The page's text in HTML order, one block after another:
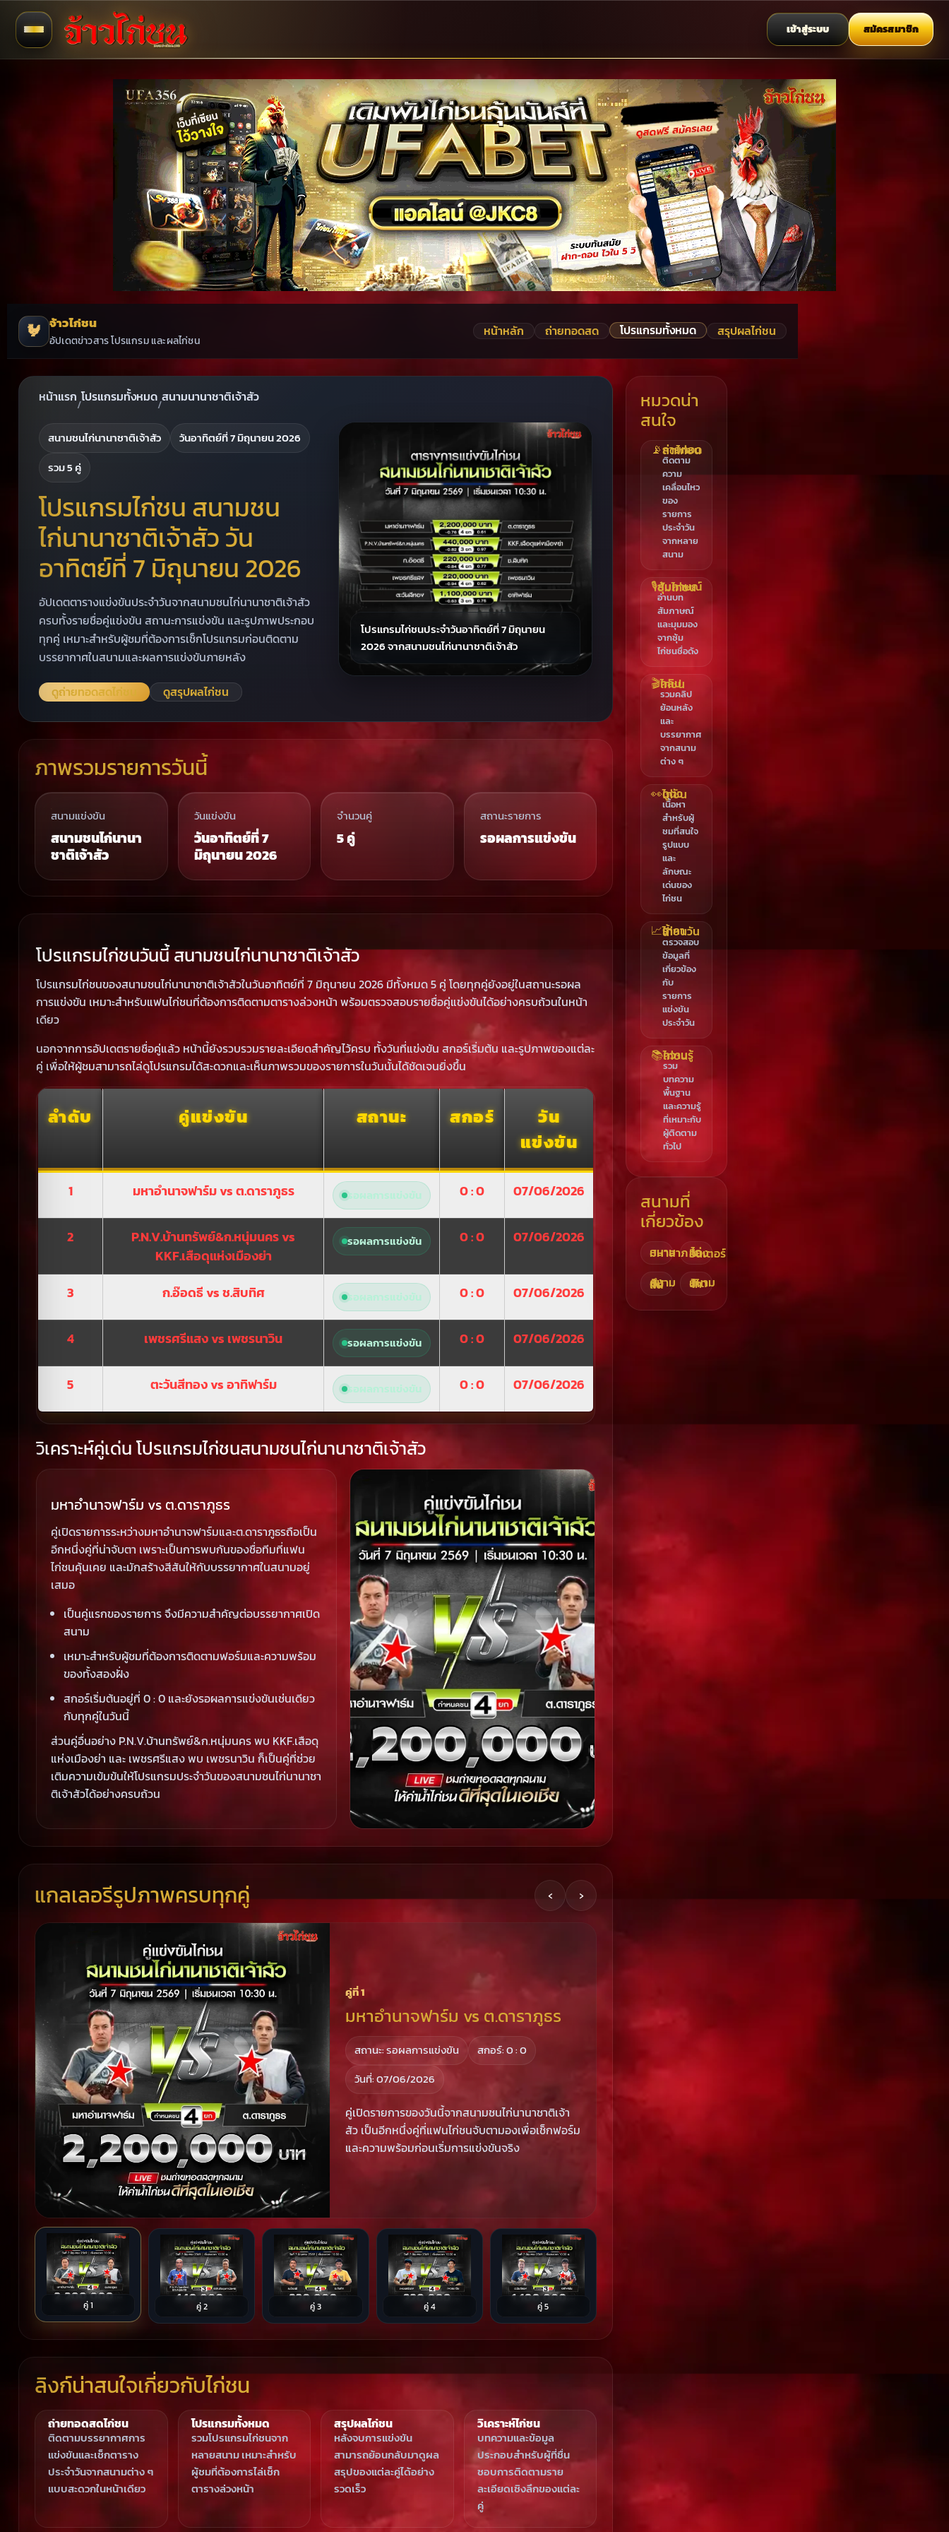
เข้าสู่ระบบ สมัครสมาชิก
🐓 จ้าวไก่ชน
อัปเดตข่าวสาร โปรแกรม และผลไก่ชน
หน้าหลัก ถ่ายทอดสด โปรแกรมทั้งหมด สรุปผลไก่ชน
หน้าแรก/โปรแกรมทั้งหมด/สนามนานาชาติเจ้าสัว
สนามชนไก่นานาชาติเจ้าสัว
วันอาทิตย์ที่ 7 มิถุนายน 2026
รวม 5 คู่
โปรแกรมไก่ชน สนามชน
ไก่นานาชาติเจ้าสัว วัน
อาทิตย์ที่ 7 มิถุนายน 2026
อัปเดตตารางแข่งขันประจำวันจากสนามชนไก่นานาชาติเจ้าสัว
ครบทั้งรายชื่อคู่แข่งขัน สถานะการแข่งขัน และรูปภาพประกอบ
ทุกคู่ เหมาะสำหรับผู้ชมที่ต้องการเช็กโปรแกรมก่อนติดตาม
บรรยากาศในสนามและผลการแข่งขันภายหลัง
ดูถ่ายทอดสดไก่ชน ดูสรุปผลไก่ชน
โปรแกรมไก่ชนประจำวันอาทิตย์ที่ 7 มิถุนายน
2026 จากสนามชนไก่นานาชาติเจ้าสัว
ภาพรวมรายการวันนี้
สนามแข่งขัน
สนามชนไก่นานา
ชาติเจ้าสัว
วันแข่งขัน
วันอาทิตย์ที่ 7
มิถุนายน 2026
จำนวนคู่
5 คู่
สถานะรายการ
รอผลการแข่งขัน
โปรแกรมไก่ชนวันนี้ สนามชนไก่นานาชาติเจ้าสัว
โปรแกรมไก่ชนของสนามชนไก่นานาชาติเจ้าสัวในวันอาทิตย์ที่ 7 มิถุนายน 2026 มีทั้งหมด 5 คู่ โดยทุกคู่ยังอยู่ในสถานะรอผล
การแข่งขัน เหมาะสำหรับแฟนไก่ชนที่ต้องการติดตามตารางล่วงหน้า พร้อมตรวจสอบรายชื่อคู่แข่งขันได้อย่างครบถ้วนในหน้า
เดียว
นอกจากการอัปเดตรายชื่อคู่แล้ว หน้านี้ยังรวบรวมรายละเอียดสำคัญไว้ครบ ทั้งวันที่แข่งขัน สกอร์เริ่มต้น และรูปภาพของแต่ละ
คู่ เพื่อให้ผู้ชมสามารถไล่ดูโปรแกรมได้สะดวกและเห็นภาพรวมของรายการในวันนั้นได้ชัดเจนยิ่งขึ้น
ลำดับ คู่แข่งขัน สถานะ สกอร์
วัน
แข่งขัน
1 มหาอำนาจฟาร์ม vs ต.ดาราภูธร รอผลการแข่งขัน 0 : 0 07/06/2026
2
P.N.V.บ้านทรัพย์&ก.หนุ่มนคร vs
KKF.เสือดุแห่งเมืองย่า
รอผลการแข่งขัน 0 : 0 07/06/2026
3 ก.อ๊อดธี vs ช.สิบทิศ รอผลการแข่งขัน 0 : 0 07/06/2026
4 เพชรศรีแสง vs เพชรนาวิน รอผลการแข่งขัน 0 : 0 07/06/2026
5 ตะวันสีทอง vs อาทิฟาร์ม รอผลการแข่งขัน 0 : 0 07/06/2026
วิเคราะห์คู่เด่น โปรแกรมไก่ชนสนามชนไก่นานาชาติเจ้าสัว
มหาอำนาจฟาร์ม vs ต.ดาราภูธร
คู่เปิดรายการระหว่างมหาอำนาจฟาร์มและต.ดาราภูธรถือเป็น
อีกหนึ่งคู่ที่น่าจับตา เพราะเป็นการพบกันของชื่อทีมที่แฟน
ไก่ชนคุ้นเคย และมักสร้างสีสันให้กับบรรยากาศในสนามอยู่
เสมอ
เป็นคู่แรกของรายการ จึงมีความสำคัญต่อบรรยากาศเปิด
สนาม
เหมาะสำหรับผู้ชมที่ต้องการติดตามฟอร์มและความพร้อม
ของทั้งสองฝั่ง
สกอร์เริ่มต้นอยู่ที่ 0 : 0 และยังรอผลการแข่งขันเช่นเดียว
กับทุกคู่ในวันนี้
ส่วนคู่อื่นอย่าง P.N.V.บ้านทรัพย์&ก.หนุ่มนคร พบ KKF.เสือดุ
แห่งเมืองย่า และ เพชรศรีแสง พบ เพชรนาวิน ก็เป็นคู่ที่ช่วย
เติมความเข้มข้นให้โปรแกรมประจำวันของสนามชนไก่นานาชา
ติเจ้าสัวได้อย่างครบถ้วน
แกลเลอรีรูปภาพครบทุกคู่ ‹ ›
คู่ที่ 1
มหาอำนาจฟาร์ม vs ต.ดาราภูธร
สถานะ: รอผลการแข่งขัน
สกอร์: 0 : 0
วันที่: 07/06/2026
คู่เปิดรายการของวันนี้จากสนามชนไก่นานาชาติเจ้า
สัว เป็นอีกหนึ่งคู่ที่แฟนไก่ชนจับตามองเพื่อเช็กฟอร์ม
และความพร้อมก่อนเริ่มการแข่งขันจริง
คู่ 1 คู่ 2 คู่ 3 คู่ 4 คู่ 5
ลิงก์น่าสนใจเกี่ยวกับไก่ชน
ถ่ายทอดสดไก่ชน
ติดตามบรรยากาศการ
แข่งขันและเช็กตาราง
ประจำวันจากสนามต่าง ๆ
แบบสะดวกในหน้าเดียว
โปรแกรมทั้งหมด
รวมโปรแกรมไก่ชนจาก
หลายสนาม เหมาะสำหรับ
ผู้ชมที่ต้องการไล่เช็ก
ตารางล่วงหน้า
สรุปผลไก่ชน
หลังจบการแข่งขัน
สามารถย้อนกลับมาดูผล
สรุปของแต่ละคู่ได้อย่าง
รวดเร็ว
วิเคราะห์ไก่ชน
บทความและข้อมูล
ประกอบสำหรับผู้ที่ชื่น
ชอบการติดตามราย
ละเอียดเชิงลึกของแต่ละ
คู่
หมวดน่า
สนใจ
📡ถ่ายทอดสดไก่ชน
ติดตาม
ความ
เคลื่อนไหว
ของ
รายการ
ประจำวัน
จากหลาย
สนาม
🎙️สัมภาษณ์ซุ้มไก่ชน
อ่านบท
สัมภาษณ์
และมุมมอง
จากซุ้ม
ไก่ชนชื่อดัง
🎬คลิปไก่ชน
รวมคลิป
ย้อนหลัง
และ
บรรยากาศ
จากสนาม
ต่าง ๆ
👀ดูตัวไก่ชน
เนื้อหา
สำหรับผู้
ชมที่สนใจ
รูปแบบ
และ
ลักษณะ
เด่นของ
ไก่ชน
📈ราคาไก่ชนวันนี้
ตรวจสอบ
ข้อมูลที่
เกี่ยวข้อง
กับ
รายการ
แข่งขัน
ประจำวัน
📚ความรู้ไก่ชน
รวม
บทความ
พื้นฐาน
และความรู้
ที่เหมาะกับ
ผู้ติดตาม
ทั่วไป
สนามที่
เกี่ยวข้อง
สนามมหาลาภไก่ทองอินเตอร์
สนามบึงทับแต้
สนามเทิดไท